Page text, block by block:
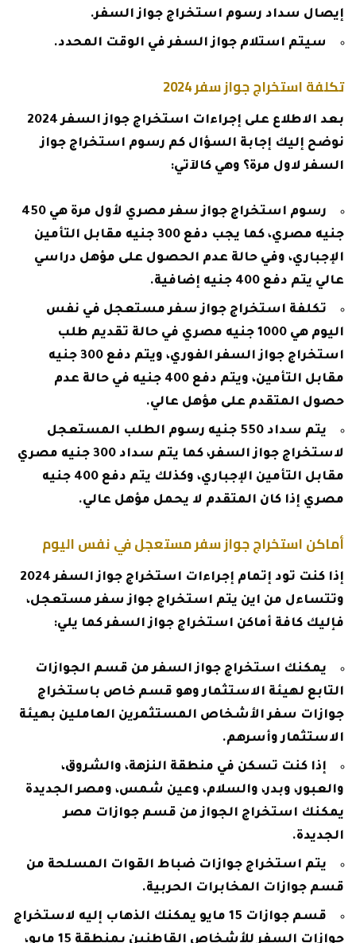
إيصال سداد رسوم استخراج جواز السفر.
سيتم استلام جواز السفر في الوقت المحدد.
تكلفة استخراج جواز سفر 2024
بعد الاطلاع على إجراءات استخراج جواز السفر 2024
نوضح إليك إجابة السؤال كم رسوم استخراج جواز
السفر لاول مرة؟ وهي كالآتي:
رسوم استخراج جواز سفر مصري لأول مرة هي 450
جنيه مصري، كما يجب دفع 300 جنيه مقابل التأمين
الإجباري، وفي حالة عدم الحصول على مؤهل دراسي
عالي يتم دفع 400 جنيه إضافية.
تكلفة استخراج جواز سفر مستعجل في نفس
اليوم هي 1000 جنيه مصري في حالة تقديم طلب
استخراج جواز السفر الفوري، ويتم دفع 300 جنيه
مقابل التأمين، ويتم دفع 400 جنيه في حالة عدم
حصول المتقدم على مؤهل عالي.
يتم سداد 550 جنيه رسوم الطلب المستعجل
لاستخراج جواز السفر، كما يتم سداد 300 جنيه مصري
مقابل التأمين الإجباري، وكذلك يتم دفع 400 جنيه
مصري إذا كان المتقدم لا يحمل مؤهل عالي.
أماكن استخراج جواز سفر مستعجل في نفس اليوم
إذا كنت تود إتمام إجراءات استخراج جواز السفر 2024
وتتساءل من اين يتم استخراج جواز سفر مستعجل،
فإليك كافة أماكن استخراج جواز السفر كما يلي:
يمكنك استخراج جواز السفر من قسم الجوازات
التابع لهيئة الاستثمار وهو قسم خاص باستخراج
جوازات سفر الأشخاص المستثمرين العاملين بهيئة
الاستثمار وأسرهم.
إذا كنت تسكن في منطقة النزهة، والشروق،
والعبور، وبدر، والسلام، وعين شمس، ومصر الجديدة
يمكنك استخراج الجواز من قسم جوازات مصر
الجديدة.
يتم استخراج جوازات ضباط القوات المسلحة من
قسم جوازات المخابرات الحربية.
قسم جوازات 15 مايو يمكنك الذهاب إليه لاستخراج